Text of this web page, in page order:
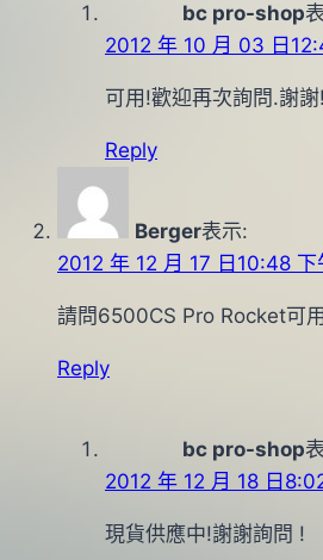
bc pro-shop
2012 年 10 月 03 日
可用!歡迎再次詢問.謝謝!
Reply
Berger表示:
2012 年 12 月 17 日10:48 下
請問6500CS Pro Rocket可
Reply
bc pro-shop
2012 年 12 月 18 日
現貨供應中!謝謝詢問 !